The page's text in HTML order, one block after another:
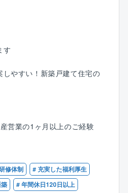
クス梅田新道ビル、SORA新
佐野など
変動いたします。シフト勤務
9：00（休憩，仮眠計8時
ます。
す
しやすい！新築戸建て住宅の
お客様へ、同社の住宅をご
アリング、プラン作成
現地調査、役所調査
てをプロデュースしていた
営業の1ヶ月以上のご経験
上がある方
有者
修体制
# 充実した福利厚生
# 年間休日120日以上